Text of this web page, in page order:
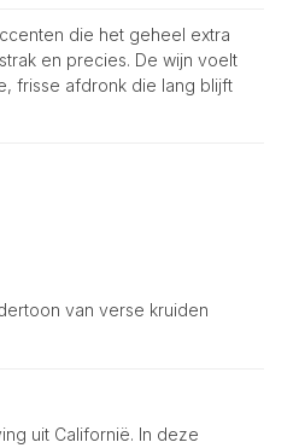
die het geheel extra
en precies. De wijn voelt
frisse afdronk die lang blijft
van verse kruiden
uit Californië. In deze